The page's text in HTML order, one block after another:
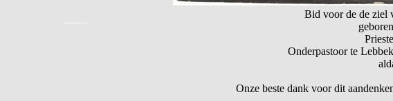
Bid voor de de ziel
Onderpastoor te
Onze beste dank voor dit